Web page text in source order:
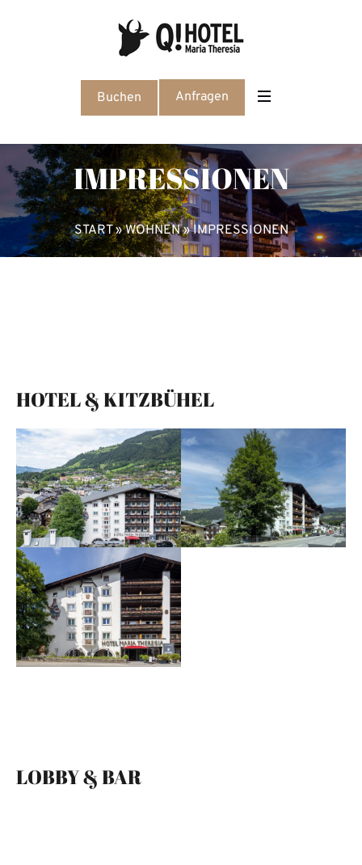
Buchen Anfragen
IMPRESSIONEN
START»WOHNEN»IMPRESSIONEN
HOTEL & KITZBÜHEL
LOBBY & BAR